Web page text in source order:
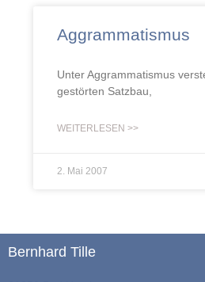
Aggrammatismus
Unter Aggrammatismus
gestörten Satzbau,
WEITERLESEN >>
2. Mai 2007
Bernhard Tille